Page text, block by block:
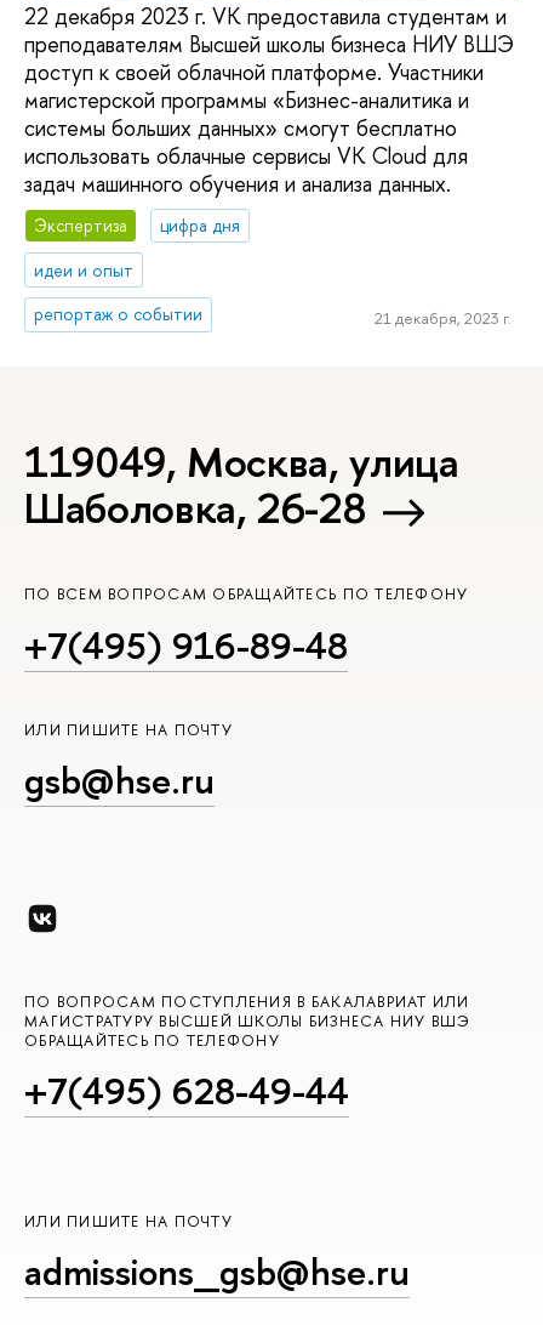
22 декабря 2023 г. VK предоставила студентам и
преподавателям Высшей школы бизнеса НИУ ВШЭ
доступ к своей облачной платформе. Участники
магистерской программы «Бизнес-аналитика и
системы больших данных» смогут бесплатно
использовать облачные сервисы VK Cloud для
задач машинного обучения и анализа данных.
Экспертиза
цифра дня
идеи и опыт
репортаж о событии
21 декабря, 2023 г.
119049, Москва, улица
Шаболовка, 26-28
ПО ВСЕМ ВОПРОСАМ ОБРАЩАЙТЕСЬ ПО ТЕЛЕФОНУ
+7(495) 916-89-48
ИЛИ ПИШИТЕ НА ПОЧТУ
gsb@hse.ru
ПО ВОПРОСАМ ПОСТУПЛЕНИЯ В БАКАЛАВРИАТ ИЛИ
МАГИСТРАТУРУ ВЫСШЕЙ ШКОЛЫ БИЗНЕСА НИУ ВШЭ
ОБРАЩАЙТЕСЬ ПО ТЕЛЕФОНУ
+7(495) 628-49-44
ИЛИ ПИШИТЕ НА ПОЧТУ
admissions_gsb@hse.ru